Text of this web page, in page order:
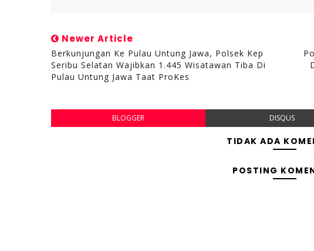
Newer Article
Berkunjungan Ke Pulau Untung Jawa, Polsek Kep
Seribu Selatan Wajibkan 1.445 Wisatawan Tiba Di
Pulau Untung Jawa Taat ProKes
BLOGGER DISQUS
TIDAK ADA
POSTING